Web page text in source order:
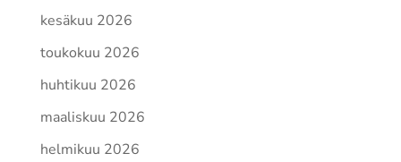
kesäkuu 2026
toukokuu 2026
huhtikuu 2026
maaliskuu 2026
helmikuu 2026